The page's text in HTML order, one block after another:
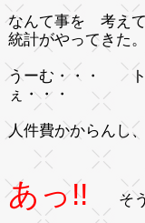
なんて事を 考え
統計がやってきた。
うーむ・・・ ト
ぇ・・・
人件費かからんし
あっ!! そ